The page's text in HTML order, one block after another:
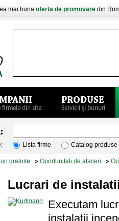
mai buna oferta de promovare din
Lista firme Catalog produse
gratuite » Oportunitati de afaceri »
Lucrari de
Executam
instalatii